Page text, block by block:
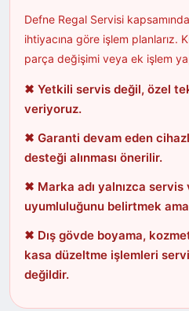
Defne Regal Servisi
ihtiyacına göre işlem planlarız.
parça değişimi veya ek işlem
✖ Yetkili servis değil, özel
veriyoruz.
✖ Garanti devam eden
desteği alınması önerilir.
✖ Marka adı yalnızca
uyumluluğunu belirtmek
✖ Dış gövde boyama,
kasa düzeltme işlemleri
değildir.